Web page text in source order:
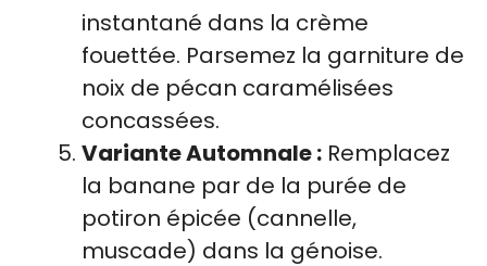
instantané dans la crème
fouettée. Parsemez la garniture de
noix de pécan caramélisées
concassées.
Variante Automnale : Remplacez
la banane par de la purée de
potiron épicée (cannelle,
muscade) dans la génoise.